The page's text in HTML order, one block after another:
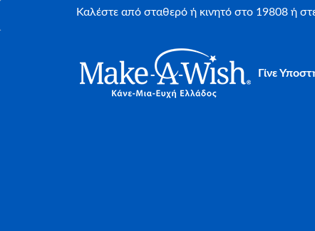
Καλέστε από σταθερό ή κινητό στο 19808 ή
Γίνε